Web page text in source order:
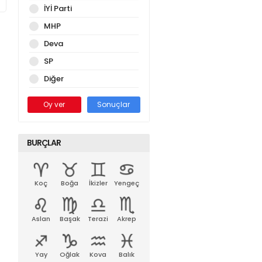
İYİ Parti
MHP
Deva
SP
Diğer
Oy ver Sonuçlar
BURÇLAR
Koç Boğa İkizler Yengeç
Aslan Başak Terazi Akrep
Yay Oğlak Kova Balık